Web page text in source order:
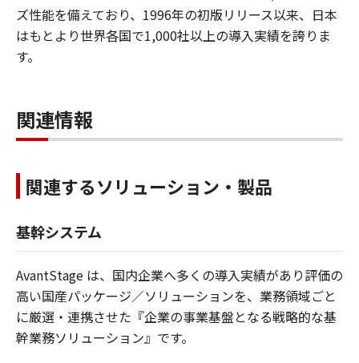
ズ性能を備えており、1996年の初版リリース以来、日本
はもとより世界各国で1,000社以上の導入実績を誇りま
す。
関連情報
関連するソリューション・製品
基幹システム
AvantStage は、国内企業へ多くの導入実績があり評価の
高い国産パッケージ／ソリューションを、業務領域ごと
に厳選・連携させた『企業の事業基盤となる戦略的な基
幹業務ソリューション』です。